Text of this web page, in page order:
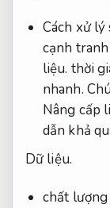
Cách xử lý
cạnh
liệu. thời
nhanh.
Nâng cấp
dẫn khả
Dữ liệu.
chất lượng